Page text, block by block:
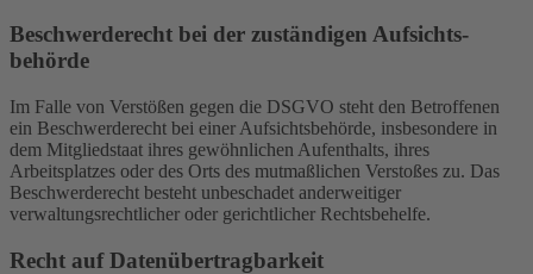
Beschwerde­recht bei der zuständigen Aufsichts­
behörde
Im Falle von Verstößen gegen die DSGVO steht den Betroffenen
ein Beschwerderecht bei einer Aufsichtsbehörde, insbesondere in
dem Mitgliedstaat ihres gewöhnlichen Aufenthalts, ihres
Arbeitsplatzes oder des Orts des mutmaßlichen Verstoßes zu. Das
Beschwerderecht besteht unbeschadet anderweitiger
verwaltungsrechtlicher oder gerichtlicher Rechtsbehelfe.
Recht auf Daten­übertrag­barkeit